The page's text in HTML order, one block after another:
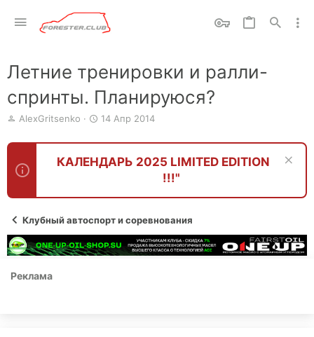
Летние тренировки и ралли-
спринты. Планируюся?
А
т
р
т
ы
AlexGritsenko
Д
т
а
н
л
14 Апр 2014
КАЛЕНДАРЬ 2025 LIMITED EDITION
!!!"
Клубный автоспорт и соревнования
Реклама